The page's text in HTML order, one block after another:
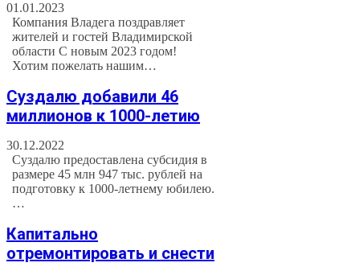
01.01.2023
Компания Владега поздравляет
жителей и гостей Владимирской
области С новым 2023 годом!
Хотим пожелать нашим…
Суздалю добавили 46
миллионов к 1000-летию
30.12.2022
Суздалю предоставлена субсидия в
размере 45 млн 947 тыс. рублей на
подготовку к 1000-летнему юбилею.
…
Капитально
отремонтировать и снести